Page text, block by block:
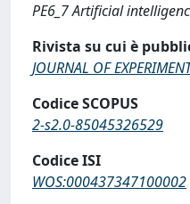
PE6_7 Artificial
Rivista su cui è
JOURNAL OF
Codice SCOPUS
2-s2.0-85045326529
Codice ISI
WOS:000437347100002